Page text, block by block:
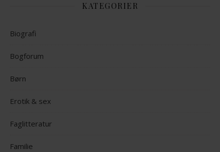
KATEGORIER
Biografi
Bogforum
Børn
Erotik & sex
Faglitteratur
Familie